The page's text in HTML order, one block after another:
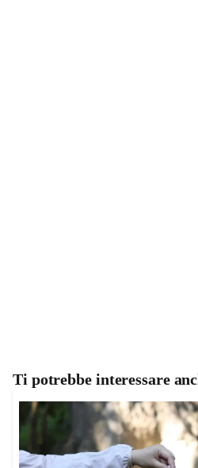
Ti potrebbe interessare